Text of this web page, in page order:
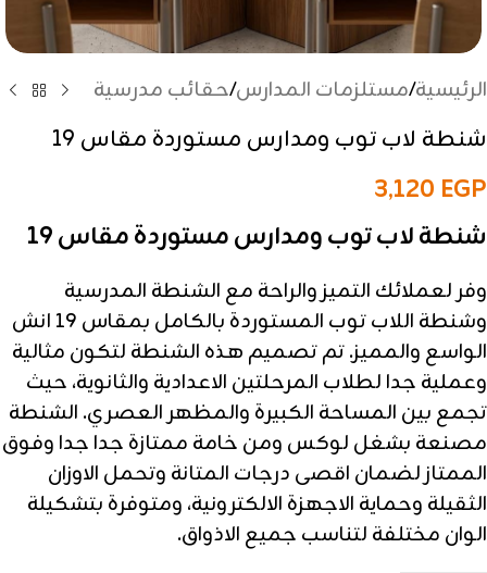
الرئيسية/مستلزمات المدارس/حقائب مدرسية
شنطة لاب توب ومدارس مستوردة مقاس 19
3,120 EGP
شنطة لاب توب ومدارس مستوردة مقاس 19
وفر لعملائك التميز والراحة مع الشنطة المدرسية
وشنطة اللاب توب المستوردة بالكامل بمقاس 19 انش
الواسع والمميز. تم تصميم هذه الشنطة لتكون مثالية
وعملية جدا لطلاب المرحلتين الاعدادية والثانوية، حيث
تجمع بين المساحة الكبيرة والمظهر العصري. الشنطة
مصنعة بشغل لوكس ومن خامة ممتازة جدا جدا وفوق
الممتاز لضمان اقصى درجات المتانة وتحمل الاوزان
الثقيلة وحماية الاجهزة الالكترونية، ومتوفرة بتشكيلة
الوان مختلفة لتناسب جميع الاذواق.